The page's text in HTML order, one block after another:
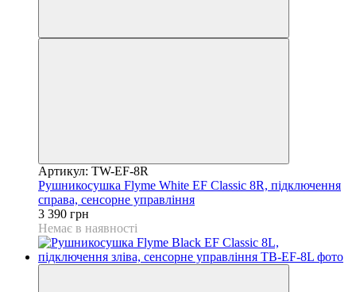
Артикул: TW-EF-8R
Рушникосушка Flyme White EF Classic 8R, підключення
справа, сенсорне управління
3 390 грн
Немає в наявності